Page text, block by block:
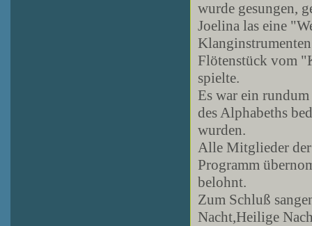
wurde gesungen,
Joelina las eine
Flötenstück vom
spielte.
Es war ein
des Alphabeths
wurden.
Alle Mitglieder
Programm
belohnt.
Zum Schluß
Nacht,Heilige